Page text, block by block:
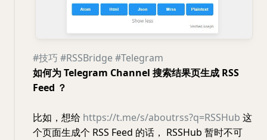
#技巧 #RSSBridge#Telegram
如何为 Telegram Channel 搜索结果页生成 RSS
Feed ？
比如，想给 https://t.me/s/aboutrss?q=RSSHub 这
个页面生成个 RSS Feed 的话， RSSHub 暂时不可